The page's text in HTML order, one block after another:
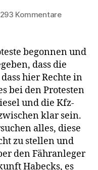
293 Kommentarezu
Bauern:
die
dürfen
das,
sie
ernähren
(noch)
das
Land
–
begonnen und
dass die
hier Rechte in
bei den Protesten
und die Kfz-
klar sein.
alles, diese
zu stellen und
den Fähranleger
Habecks, es